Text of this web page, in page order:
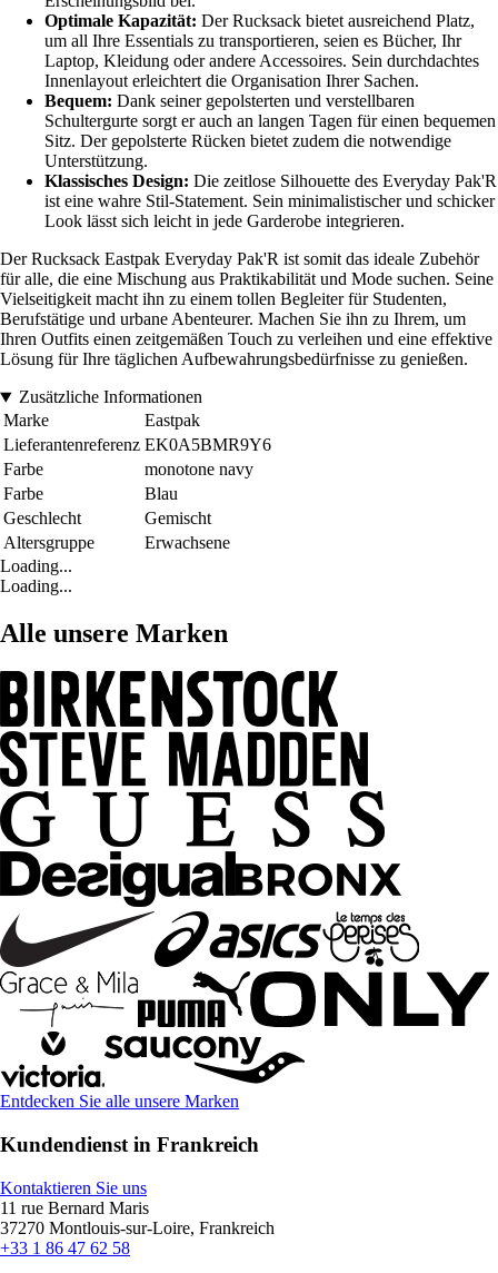
Optimale Kapazität: Der Rucksack bietet ausreichend Platz,
um all Ihre Essentials zu transportieren, seien es Bücher, Ihr
Laptop, Kleidung oder andere Accessoires. Sein durchdachtes
Innenlayout erleichtert die Organisation Ihrer Sachen.
Bequem: Dank seiner gepolsterten und verstellbaren
Schultergurte sorgt er auch an langen Tagen für einen bequemen
Sitz. Der gepolsterte Rücken bietet zudem die notwendige
Unterstützung.
Klassisches Design: Die zeitlose Silhouette des Everyday Pak'R
ist eine wahre Stil-Statement. Sein minimalistischer und schicker
Look lässt sich leicht in jede Garderobe integrieren.
Der Rucksack Eastpak Everyday Pak'R ist somit das ideale Zubehör
für alle, die eine Mischung aus Praktikabilität und Mode suchen. Seine
Vielseitigkeit macht ihn zu einem tollen Begleiter für Studenten,
Berufstätige und urbane Abenteurer. Machen Sie ihn zu Ihrem, um
Ihren Outfits einen zeitgemäßen Touch zu verleihen und eine effektive
Lösung für Ihre täglichen Aufbewahrungsbedürfnisse zu genießen.
Zusätzliche Informationen
Marke
Eastpak
Lieferantenreferenz EK0A5BMR9Y6
Farbe
monotone navy
Farbe
Blau
Geschlecht
Gemischt
Altersgruppe
Erwachsene
Loading...
Loading...
Alle unsere Marken
Entdecken Sie alle unsere Marken
Kundendienst in Frankreich
Kontaktieren Sie uns
11 rue Bernard Maris
37270 Montlouis-sur-Loire, Frankreich
+33 1 86 47 62 58